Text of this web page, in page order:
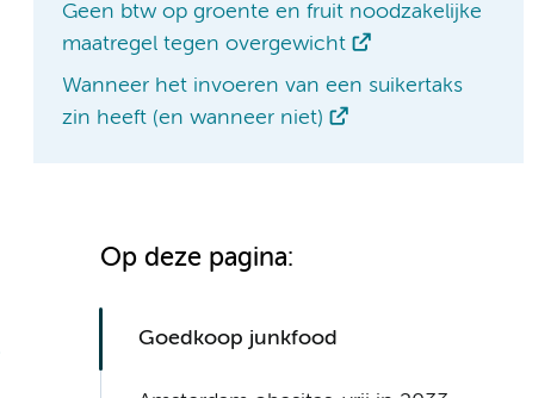
Geen btw op groente en fruit noodzakelijke
maatregel tegen overgewicht
Wanneer het invoeren van een suikertaks
zin heeft (en wanneer niet)
Op deze pagina:
Goedkoop junkfood